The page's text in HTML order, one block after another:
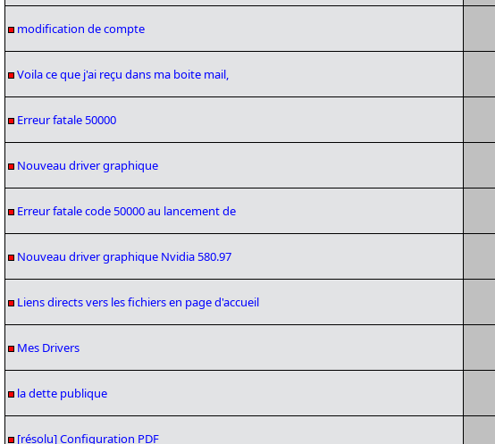
modification de compte
Voila ce que j'ai reçu dans ma boite mail,
Erreur fatale 50000
Nouveau driver graphique
Erreur fatale code 50000 au lancement de
Nouveau driver graphique Nvidia 580.97
Liens directs vers les fichiers en page d'accueil
Mes Drivers
la dette publique
[résolu] Configuration PDF